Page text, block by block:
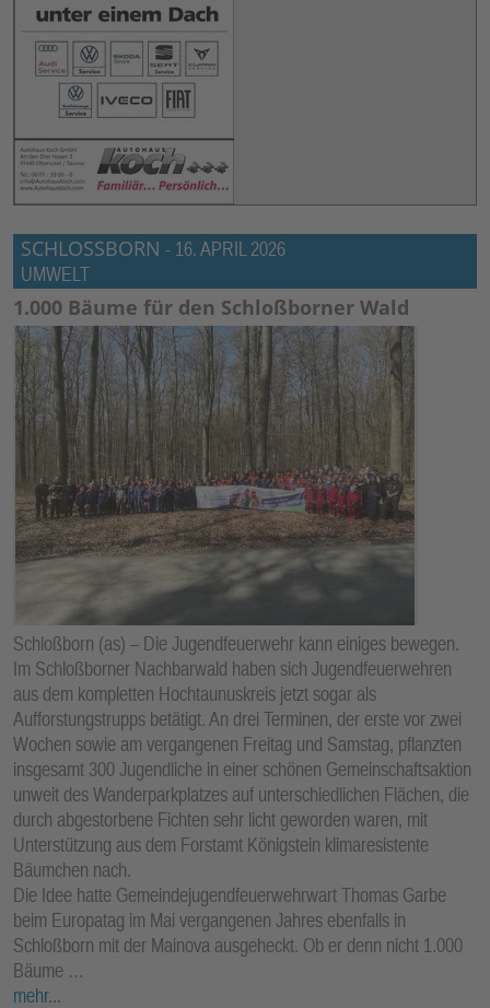
SCHLOSSBORN - 16. APRIL 2026
UMWELT
1.000 Bäume für den Schloßborner Wald
Schloßborn (as) – Die Jugendfeuerwehr kann einiges bewegen.
Im Schloßborner Nachbarwald haben sich Jugendfeuerwehren
aus dem kompletten Hochtaunuskreis jetzt sogar als
Aufforstungstrupps betätigt. An drei Terminen, der erste vor zwei
Wochen sowie am vergangenen Freitag und Samstag, pflanzten
insgesamt 300 Jugendliche in einer schönen Gemeinschaftsaktion
unweit des Wanderparkplatzes auf unterschiedlichen Flächen, die
durch abgestorbene Fichten sehr licht geworden waren, mit
Unterstützung aus dem Forstamt Königstein klimaresistente
Bäumchen nach.
Die Idee hatte Gemeindejugendfeuerwehrwart Thomas Garbe
beim Europatag im Mai vergangenen Jahres ebenfalls in
Schloßborn mit der Mainova ausgeheckt. Ob er denn nicht 1.000
Bäume …
mehr...